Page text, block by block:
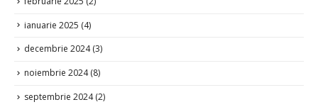
ianuarie 2025 (4)
decembrie 2024(3)
noiembrie 2024(8)
septembrie 2024(2)